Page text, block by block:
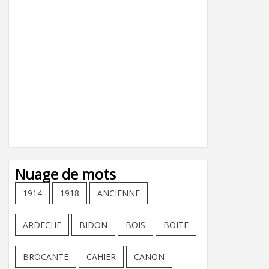
Nuage de mots
1914 1918 ANCIENNE
ARDECHE BIDON BOIS BOITE
BROCANTE CAHIER CANON